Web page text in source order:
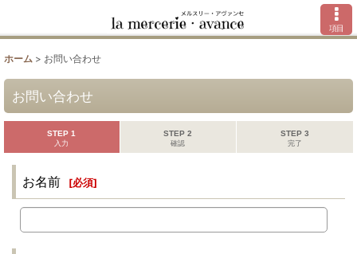
項目
ホーム > お問い合わせ
お問い合わせ
STEP 1
入力
STEP 2
確認
STEP 3
完了
お名前 [必須]